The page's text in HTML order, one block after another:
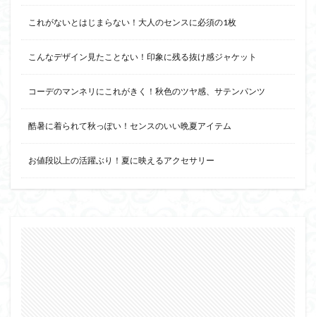
これがないとはじまらない！大人のセンスに必須の1枚
こんなデザイン見たことない！印象に残る抜け感ジャケット
コーデのマンネリにこれがきく！秋色のツヤ感、サテンパンツ
酷暑に着られて秋っぽい！センスのいい晩夏アイテム
お値段以上の活躍ぶり！夏に映えるアクセサリー